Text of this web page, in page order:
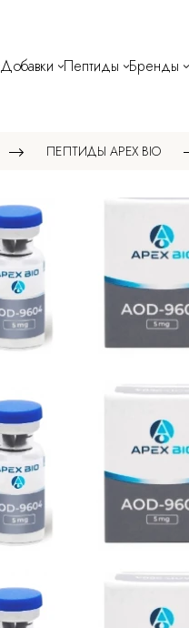
Добавки Пептиды Бренды
ПЕПТИДЫ APEX BIO